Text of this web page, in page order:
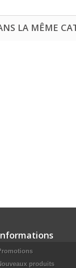
LA MÊME
produits